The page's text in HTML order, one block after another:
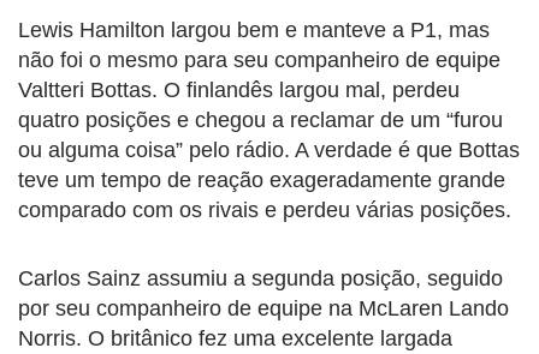
Lewis Hamilton largou bem e manteve a P1, mas
não foi o mesmo para seu companheiro de equipe
Valtteri Bottas. O finlandês largou mal, perdeu
quatro posições e chegou a reclamar de um “furou
ou alguma coisa” pelo rádio. A verdade é que Bottas
teve um tempo de reação exageradamente grande
comparado com os rivais e perdeu várias posições.
Carlos Sainz assumiu a segunda posição, seguido
por seu companheiro de equipe na McLaren Lando
Norris. O britânico fez uma excelente largada